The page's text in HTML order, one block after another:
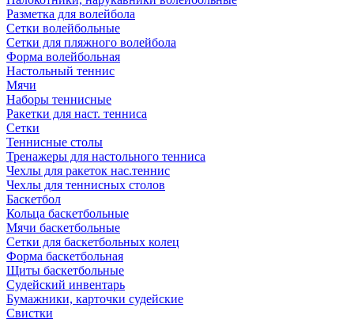
Разметка для волейбола
Сетки волейбольные
Сетки для пляжного волейбола
Форма волейбольная
Настольный теннис
Мячи
Наборы теннисные
Ракетки для наст. тенниса
Сетки
Теннисные столы
Тренажеры для настольного тенниса
Чехлы для ракеток нас.теннис
Чехлы для теннисных столов
Баскетбол
Кольца баскетбольные
Мячи баскетбольные
Сетки для баскетбольных колец
Форма баскетбольная
Щиты баскетбольные
Судейский инвентарь
Бумажники, карточки судейские
Свистки